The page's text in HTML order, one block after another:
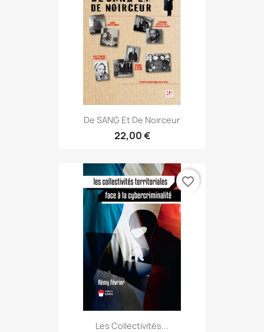
De SANG Et De Noirceur
22,00 €
Les Collectivités...
favorite_border